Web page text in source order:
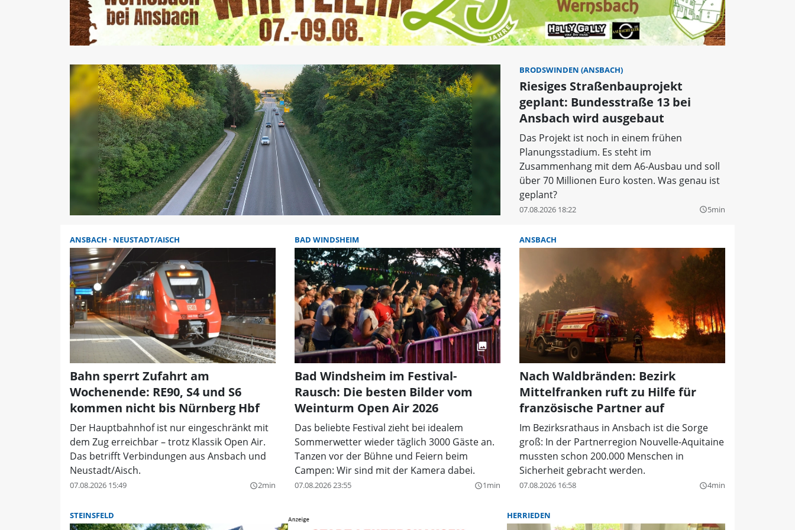
BRODSWINDEN (ANSBACH)
Riesiges Straßenbauprojekt
geplant: Bundesstraße 13 bei
Ansbach wird ausgebaut
Das Projekt ist noch in einem frühen
Planungsstadium. Es steht im
Zusammenhang mit dem A6-Ausbau und soll
über 70 Millionen Euro kosten. Was genau ist
geplant?
07.08.2026 18:22 query_builder5min
ANSBACH NEUSTADT/AISCH
Bahn sperrt Zufahrt am
Wochenende: RE90, S4 und S6
kommen nicht bis Nürnberg Hbf
Der Hauptbahnhof ist nur eingeschränkt mit
dem Zug erreichbar – trotz Klassik Open Air.
Das betrifft Verbindungen aus Ansbach und
Neustadt/Aisch.
07.08.2026 15:49 query_builder2min
BAD WINDSHEIM
Bad Windsheim im Festival-
Rausch: Die besten Bilder vom
Weinturm Open Air 2026
Das beliebte Festival zieht bei idealem
Sommerwetter wieder täglich 3000 Gäste an.
Tanzen vor der Bühne und Feiern beim
Campen: Wir sind mit der Kamera dabei.
07.08.2026 23:55 query_builder1min
ANSBACH
Nach Waldbränden: Bezirk
Mittelfranken ruft zu Hilfe für
französische Partner auf
Im Bezirksrathaus in Ansbach ist die Sorge
groß: In der Partnerregion Nouvelle-Aquitaine
mussten schon 200.000 Menschen in
Sicherheit gebracht werden.
07.08.2026 16:58 query_builder4min
STEINSFELD HERRIEDEN